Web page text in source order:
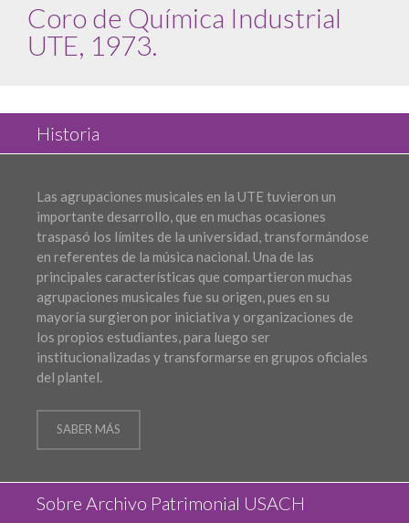
Coro de Química Industrial
UTE, 1973.
Historia
Las agrupaciones musicales en la UTE tuvieron un
importante desarrollo, que en muchas ocasiones
traspasó los límites de la universidad, transformándose
en referentes de la música nacional. Una de las
principales características que compartieron muchas
agrupaciones musicales fue su origen, pues en su
mayoría surgieron por iniciativa y organizaciones de
los propios estudiantes, para luego ser
institucionalizadas y transformarse en grupos oficiales
del plantel.
SABER MÁS
Sobre Archivo Patrimonial USACH